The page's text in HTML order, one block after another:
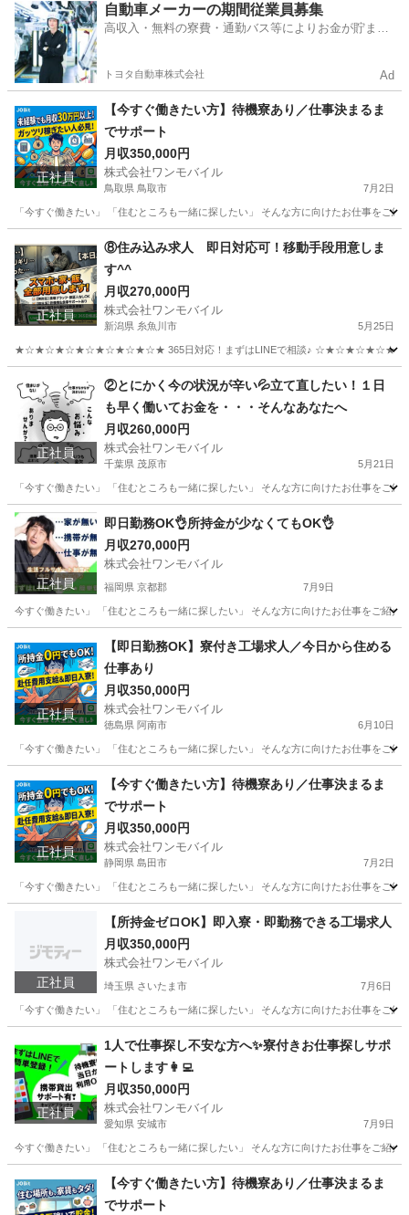
埼玉 所沢市 物流 未経験
自動車メーカーの期間従業員募集
高収入・無料の寮費・通勤バス等によりお金が貯まり
トヨタ自動車株式会社 Ad
正社員
【今すぐ働きたい方】待機寮あり／仕事決まるま
でサポート
月収350,000円
株式会社ワンモバイル
鳥取県 鳥取市 7月2日
「今すぐ働きたい」 「住むところも一緒に探したい」 そんな方に向けたお仕事をご
物流 未経験
正社員
⑧住み込み求人 即日対応可！移動手段用意しま
す^^
月収270,000円
株式会社ワンモバイル
新潟県 糸魚川市 5月25日
★☆★☆★☆★☆★☆★☆★☆★ 365日対応！まずはLINEで相談♪
タクシードライバー
正社員
②とにかく今の状況が辛い💦立て直したい！１日
も早く働いてお金を・・・そんなあなたへ
月収260,000円
株式会社ワンモバイル
千葉県 茂原市 5月21日
「今すぐ働きたい」 「住むところも一緒に探したい」 そんな方に向けたお仕事を
千葉 茂原市 物流
正社員
即日勤務OK👌所持金が少なくてもOK👌
月収270,000円
株式会社ワンモバイル
福岡県 京都郡 7月9日
今すぐ働きたい」 「住むところも一緒に探したい」 そんな方に向けたお仕事をご紹
物流 未経験
正社員
【即日勤務OK】寮付き工場求人／今日から住める
仕事あり
月収350,000円
株式会社ワンモバイル
徳島県 阿南市 6月10日
「今すぐ働きたい」 「住むところも一緒に探したい」 そんな方に向けたお仕事をご
物流 未経験
正社員
【今すぐ働きたい方】待機寮あり／仕事決まるま
でサポート
月収350,000円
株式会社ワンモバイル
静岡県 島田市 7月2日
「今すぐ働きたい」 「住むところも一緒に探したい」 そんな方に向けたお仕事をご
物流 未経験
正社員
【所持金ゼロOK】即入寮・即勤務できる工場求人
月収350,000円
株式会社ワンモバイル
埼玉県 さいたま市 7月6日
「今すぐ働きたい」 「住むところも一緒に探したい」 そんな方に向けたお仕事をご
物流 未経験
正社員
1人で仕事探し不安な方へ✨寮付きお仕事探しサポ
ートします👩‍💻
月収350,000円
株式会社ワンモバイル
愛知県 安城市 7月9日
今すぐ働きたい」 「住むところも一緒に探したい」 そんな方に向けたお仕事をご紹
物流 未経験
【今すぐ働きたい方】待機寮あり／仕事決まるま
でサポート